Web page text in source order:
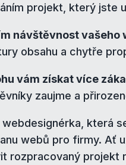
projekt, který jste
návštěvnost vašeho
obsahu a chytře
vám získat více
zaujme a
webdesignérka, která
webů pro firmy. Ať
rozpracovaný projekt